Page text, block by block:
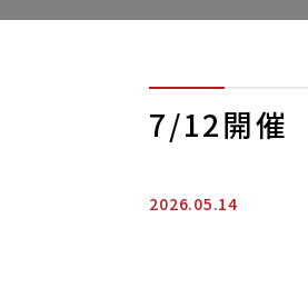
7/12開催
2026.05.14